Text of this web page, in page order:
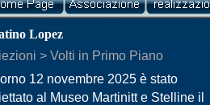
Lopez
> Volti in Primo Piano
12 novembre 2025 è stato
al Museo Martinitt e Stelline il